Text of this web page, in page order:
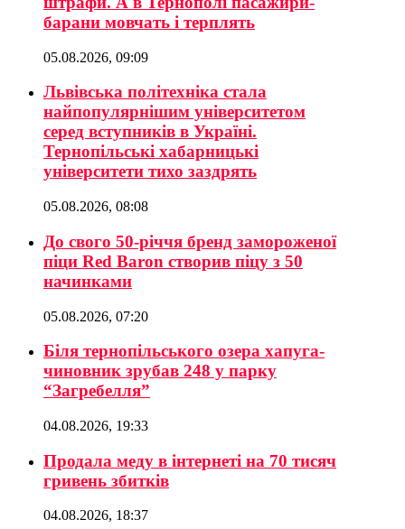
барани мовчать і терплять
05.08.2026, 09:09
Львівська політехніка стала
найпопулярнішим університетом
серед вступників в Україні.
Тернопільські хабарницькі
університети тихо заздрять
05.08.2026, 08:08
До свого 50-річчя бренд замороженої
піци Red Baron створив піцу з 50
начинками
05.08.2026, 07:20
Біля тернопільського озера хапуга-
чиновник зрубав 248 у парку
“Загребелля”
04.08.2026, 19:33
Продала меду в інтернеті на 70 тисяч
гривень збитків
04.08.2026, 18:37